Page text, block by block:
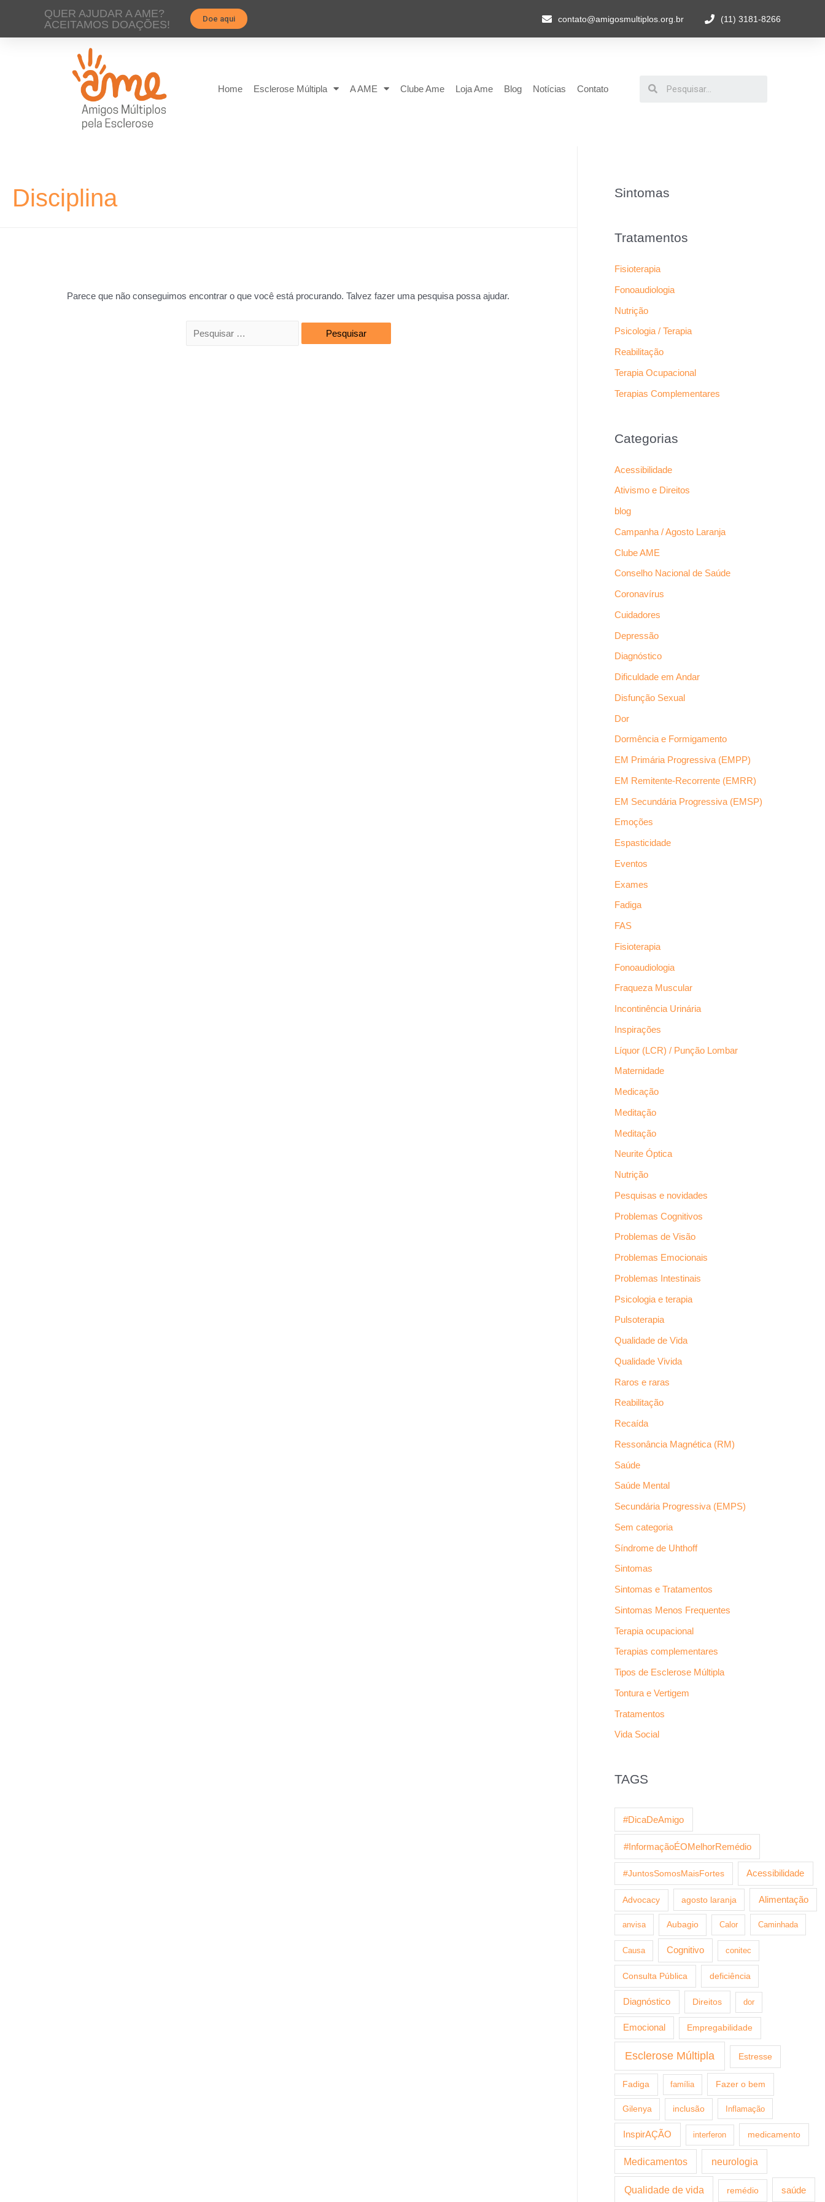
QUER AJUDAR A AME?
ACEITAMOS DOAÇÕES!
Doe aqui contato@amigosmultiplos.org.br (11) 3181-8266
Home Esclerose Múltipla A AME Clube Ame Loja Ame Blog Notícias Contato
Disciplina
Parece que não conseguimos encontrar o que você está procurando. Talvez fazer uma pesquisa possa ajudar.
Sintomas
Tratamentos
Fisioterapia
Fonoaudiologia
Nutrição
Psicologia / Terapia
Reabilitação
Terapia Ocupacional
Terapias Complementares
Categorias
Acessibilidade
Ativismo e Direitos
blog
Campanha / Agosto Laranja
Clube AME
Conselho Nacional de Saúde
Coronavírus
Cuidadores
Depressão
Diagnóstico
Dificuldade em Andar
Disfunção Sexual
Dor
Dormência e Formigamento
EM Primária Progressiva (EMPP)
EM Remitente-Recorrente (EMRR)
EM Secundária Progressiva (EMSP)
Emoções
Espasticidade
Eventos
Exames
Fadiga
FAS
Fisioterapia
Fonoaudiologia
Fraqueza Muscular
Incontinência Urinária
Inspirações
Líquor (LCR) / Punção Lombar
Maternidade
Medicação
Meditação
Meditação
Neurite Óptica
Nutrição
Pesquisas e novidades
Problemas Cognitivos
Problemas de Visão
Problemas Emocionais
Problemas Intestinais
Psicologia e terapia
Pulsoterapia
Qualidade de Vida
Qualidade Vivida
Raros e raras
Reabilitação
Recaída
Ressonância Magnética (RM)
Saúde
Saúde Mental
Secundária Progressiva (EMPS)
Sem categoria
Síndrome de Uhthoff
Sintomas
Sintomas e Tratamentos
Sintomas Menos Frequentes
Terapia ocupacional
Terapias complementares
Tipos de Esclerose Múltipla
Tontura e Vertigem
Tratamentos
Vida Social
TAGS
#DicaDeAmigo
#InformaçãoÉOMelhorRemédio
#JuntosSomosMaisFortes Acessibilidade
Advocacy agosto laranja Alimentação
anvisa Aubagio Calor Caminhada
Causa Cognitivo conitec
Consulta Pública deficiência
Diagnóstico Direitos dor
Emocional Empregabilidade
Esclerose Múltipla Estresse
Fadiga família Fazer o bem
Gilenya inclusão Inflamação
InspirAÇÃO interferon medicamento
Medicamentos neurologia
Qualidade de vida remédio saúde